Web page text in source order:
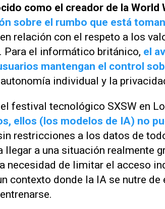
como el creador de la World
sobre el rumbo que está
relación con el respeto a los
Para el informático británico, el
mantengan el control
individual y la
festival tecnológico SXSW en
ellos (los modelos de IA) no
restricciones a los datos de
a una situación realmente
necesidad de limitar el acceso
contexto donde la IA se nutre de